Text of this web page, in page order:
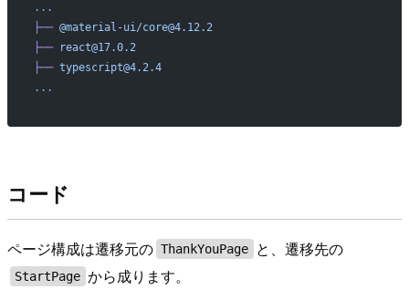
...
├── @material-ui/core@4.12.2
├── react@17.0.2
├── typescript@4.2.4
...
コード
ページ構成は遷移元の ThankYouPage と、遷移先の
StartPage から成ります。